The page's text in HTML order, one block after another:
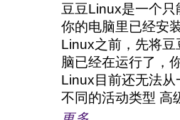
豆豆Linux是一个
你的电脑里已经安
Linux之前，先将
脑已经在运行了，
Linux目前还无法
不同的活动类型 高